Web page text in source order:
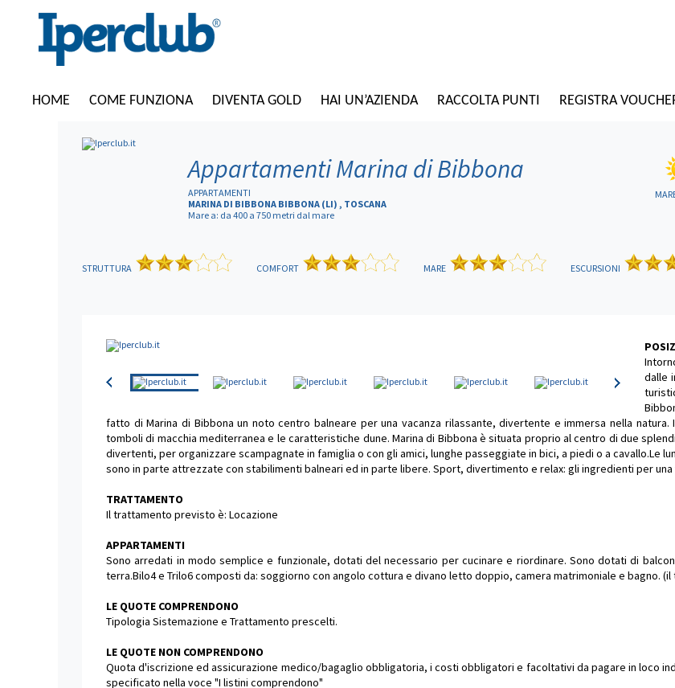
HOME COME FUNZIONA DIVENTA GOLD HAI UN’AZIENDA RACCOLTA PUNTI REGISTRA
Appartamenti Marina di Bibbona
APPARTAMENTI
MARINA DI BIBBONA BIBBONA (LI) , TOSCANA
Mare a: da 400 a 750 metri dal mare
STRUTTURA COMFORT MARE ESCURSIONI
dalle
fatto di Marina di Bibbona un noto centro balneare per una vacanza rilassante, divertente e immersa nella
tomboli di macchia mediterranea e le caratteristiche dune. Marina di Bibbona è situata proprio al centro di due
divertenti, per organizzare scampagnate in famiglia o con gli amici, lunghe passeggiate in bici, a piedi o a cavallo.Le
sono in parte attrezzate con stabilimenti balneari ed in parte libere. Sport, divertimento e relax: gli ingredienti per una
TRATTAMENTO
Il trattamento previsto è: Locazione
APPARTAMENTI
Sono arredati in modo semplice e funzionale, dotati del necessario per cucinare e riordinare. Sono dotati di
terra.Bilo4 e Trilo6 composti da: soggiorno con angolo cottura e divano letto doppio, camera matrimoniale e bagno.
LE QUOTE COMPRENDONO
Tipologia Sistemazione e Trattamento prescelti.
LE QUOTE NON COMPRENDONO
Quota d'iscrizione ed assicurazione medico/bagaglio obbligatoria, i costi obbligatori e facoltativi da pagare in loco
specificato nella voce "I listini comprendono"